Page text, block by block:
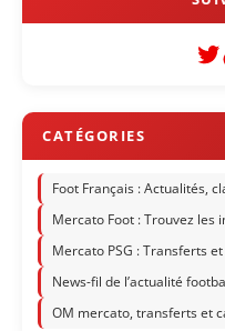
Foot Français : Actualités,
Mercato Foot : Trouvez
Mercato PSG : Transferts
News-fil de l’actualité
OM mercato, transferts et